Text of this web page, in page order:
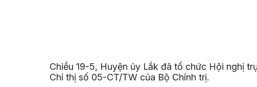
Chiều 19-5, Huyện ủy Lắk đã tổ chức Hội nghị
Chỉ thị số 05-CT/TW của Bộ Chính trị.